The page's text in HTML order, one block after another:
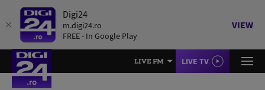
Digi24
m.digi24.ro
FREE - In Google Play
VIEW
LIVE FM LIVE TV